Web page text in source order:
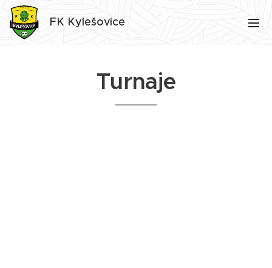
FK Kylešovice
Turnaje